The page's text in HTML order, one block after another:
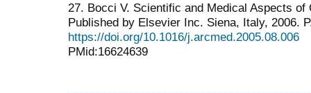
27. Bocci V. Scientific and Medical Aspects of
Published by Elsevier Inc. Siena, Italy, 2006.
https://doi.org/10.1016/j.arcmed.2005.08.006
PMid:16624639